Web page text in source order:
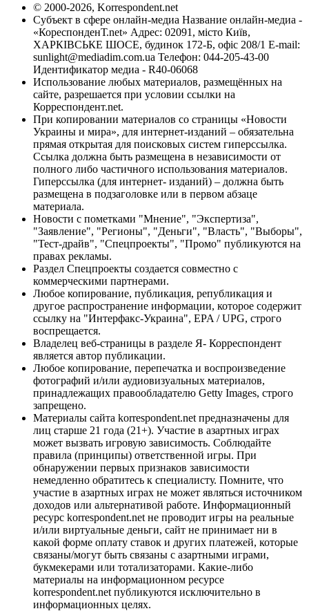
© 2000-2026, Korrespondent.net
Субъект в сфере онлайн-медиа Название онлайн-медиа -
«КореспонденТ.net» Адрес: 02091, місто Київ,
ХАРКІВСЬКЕ ШОСЕ, будинок 172-Б, офіс 208/1 E-mail:
sunlight@mediadim.com.ua Телефон: 044-205-43-00
Идентификатор медиа - R40-06068
Использование любых материалов, размещённых на
сайте, разрешается при условии ссылки на
Корреспондент.net.
При копировании материалов со страницы «Новости
Украины и мира», для интернет-изданий – обязательна
прямая открытая для поисковых систем гиперссылка.
Ссылка должна быть размещена в независимости от
полного либо частичного использования материалов.
Гиперссылка (для интернет- изданий) – должна быть
размещена в подзаголовке или в первом абзаце
материала.
Новости с пометками "Мнение", "Экспертиза",
"Заявление", "Регионы", "Деньги", "Власть", "Выборы",
"Тест-драйв", "Спецпроекты", "Промо" публикуются на
правах рекламы.
Раздел Спецпроекты создается совместно с
коммерческими партнерами.
Любое копирование, публикация, републикация и
другое распространение информации, которое содержит
ссылку на "Интерфакс-Украина", EPA / UPG, строго
воспрещается.
Владелец веб-страницы в разделе Я- Корреспондент
является автор публикации.
Любое копирование, перепечатка и воспроизведение
фотографий и/или аудиовизуальных материалов,
принадлежащих правообладателю Getty Images, строго
запрещено.
Материалы сайта korrespondent.net предназначены для
лиц старше 21 года (21+). Участие в азартных играх
может вызвать игровую зависимость. Соблюдайте
правила (принципы) ответственной игры. При
обнаружении первых признаков зависимости
немедленно обратитесь к специалисту. Помните, что
участие в азартных играх не может являться источником
доходов или альтернативой работе. Информационный
ресурс korrespondent.net не проводит игры на реальные
и/или виртуальные деньги, сайт не принимает ни в
какой форме оплату ставок и других платежей, которые
связаны/могут быть связаны с азартными играми,
букмекерами или тотализаторами. Какие-либо
материалы на информационном ресурсе
korrespondent.net публикуются исключительно в
информационных целях.